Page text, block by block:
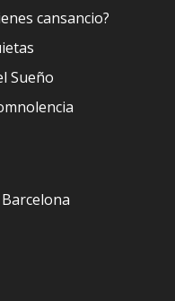
cansancio?
Sueño
Barcelona